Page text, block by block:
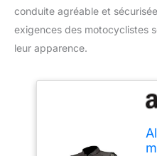
conduite agréable et
exigences des motocyclistes
leur apparence.